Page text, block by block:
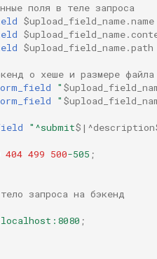
поля в теле запроса
$upload_field_name.name
$upload_field_name.path
о хеше и размере файла
"
"
"^submit
404 499 500-505 ;
запроса на бэкенд
;